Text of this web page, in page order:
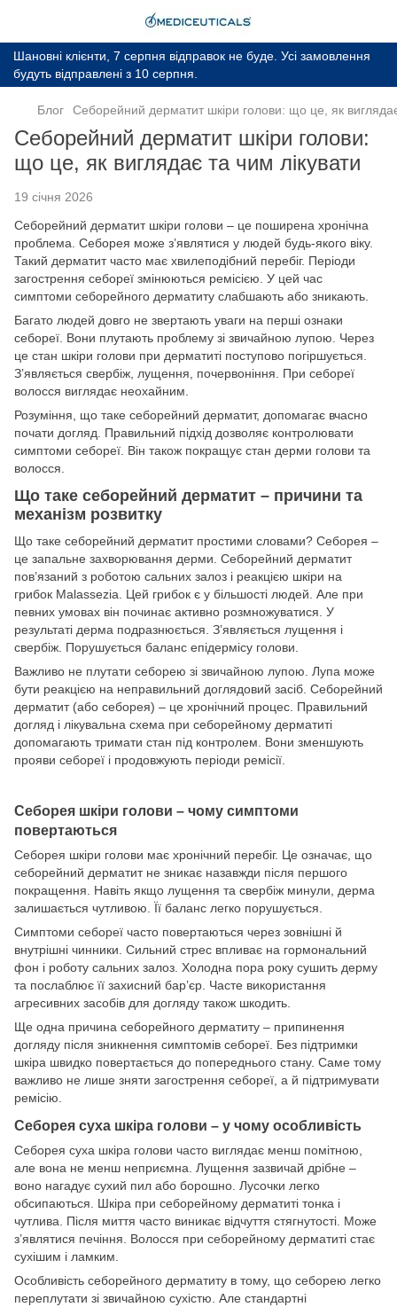
Шановні клієнти, 7 серпня відправок не буде. Усі замовлення
будуть відправлені з 10 серпня.
Блог Себорейний дерматит шкіри голови: що це, як
Себорейний дерматит шкіри голови:
що це, як виглядає та чим лікувати
19 січня 2026
Себорейний дерматит шкіри голови – це поширена хронічна
проблема. Себорея може з’являтися у людей будь-якого віку.
Такий дерматит часто має хвилеподібний перебіг. Періоди
загострення себореї змінюються ремісією. У цей час
симптоми себорейного дерматиту слабшають або зникають.
Багато людей довго не звертають уваги на перші ознаки
себореї. Вони плутають проблему зі звичайною лупою. Через
це стан шкіри голови при дерматиті поступово погіршується.
З’являється свербіж, лущення, почервоніння. При себореї
волосся виглядає неохайним.
Розуміння, що таке себорейний дерматит, допомагає вчасно
почати догляд. Правильний підхід дозволяє контролювати
симптоми себореї. Він також покращує стан дерми голови та
волосся.
Що таке себорейний дерматит – причини та
механізм розвитку
Що таке себорейний дерматит простими словами? Себорея –
це запальне захворювання дерми. Себорейний дерматит
пов’язаний з роботою сальних залоз і реакцією шкіри на
грибок Malassezia. Цей грибок є у більшості людей. Але при
певних умовах він починає активно розмножуватися. У
результаті дерма подразнюється. З’являється лущення і
свербіж. Порушується баланс епідермісу голови.
Важливо не плутати себорею зі звичайною лупою. Лупа може
бути реакцією на неправильний доглядовий засіб. Себорейний
дерматит (або себорея) – це хронічний процес. Правильний
догляд і лікувальна схема при себорейному дерматиті
допомагають тримати стан під контролем. Вони зменшують
прояви себореї і продовжують періоди ремісії.
Себорея шкіри голови – чому симптоми
повертаються
Себорея шкіри голови має хронічний перебіг. Це означає, що
себорейний дерматит не зникає назавжди після першого
покращення. Навіть якщо лущення та свербіж минули, дерма
залишається чутливою. Її баланс легко порушується.
Симптоми себореї часто повертаються через зовнішні й
внутрішні чинники. Сильний стрес впливає на гормональний
фон і роботу сальних залоз. Холодна пора року сушить дерму
та послаблює її захисний бар’єр. Часте використання
агресивних засобів для догляду також шкодить.
Ще одна причина себорейного дерматиту – припинення
догляду після зникнення симптомів себореї. Без підтримки
шкіра швидко повертається до попереднього стану. Саме тому
важливо не лише зняти загострення себореї, а й підтримувати
ремісію.
Себорея суха шкіра голови – у чому особливість
Себорея суха шкіра голови часто виглядає менш помітною,
але вона не менш неприємна. Лущення зазвичай дрібне –
воно нагадує сухий пил або борошно. Лусочки легко
обсипаються. Шкіра при себорейному дерматиті тонка і
чутлива. Після миття часто виникає відчуття стягнутості. Може
з’являтися печіння. Волосся при себорейному дерматиті стає
сухішим і ламким.
Особливість себорейного дерматиту в тому, що себорею легко
переплутати зі звичайною сухістю. Але стандартні